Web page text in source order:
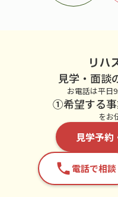
リハ
見学・面談
をお
①希望する
お電話は平日
見学予約
phone電話で相談